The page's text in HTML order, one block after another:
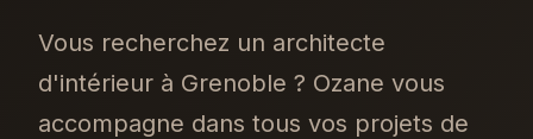
Vous recherchez un architecte
d'intérieur à Grenoble ? Ozane vous
accompagne dans tous vos projets de